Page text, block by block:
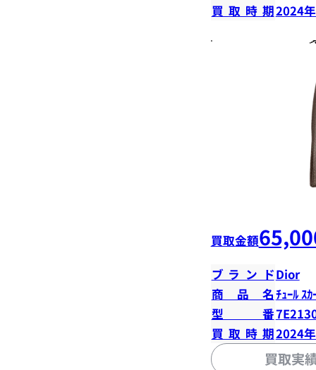
買取時期2024
買取金額
ブランドDior
商品名ﾁｭｰﾙ ｽ
型番
買取時期2024
買取実